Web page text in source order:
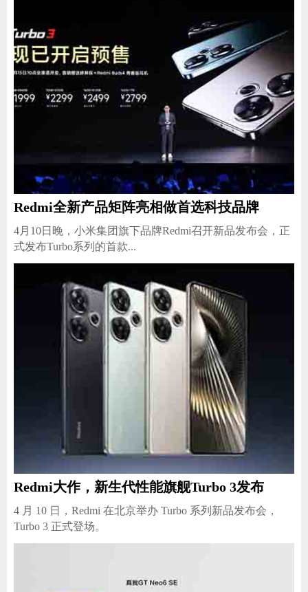
Redmi全新产品矩阵亮相做首选科技品牌
4月10日晚，小米集团旗下品牌Redmi召开新品发布会，正
式发布Turbo系列的首款...
Redmi大作，新生代性能旗舰Turbo 3发布
4 月 10 日，Redmi 在北京举办 Turbo 系列新品发布会，
Turbo 3 正式登场。